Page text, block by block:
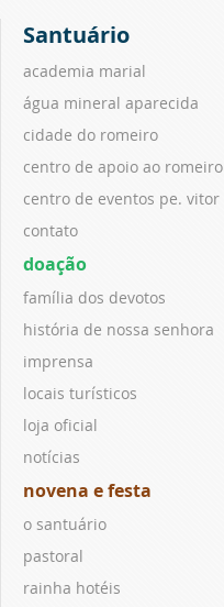
Santuário
academia marial
água mineral aparecida
cidade do romeiro
centro de apoio ao romeiro
centro de eventos pe. vitor
contato
doação
família dos devotos
história de nossa senhora
imprensa
locais turísticos
loja oficial
notícias
novena e festa
o santuário
pastoral
rainha hotéis